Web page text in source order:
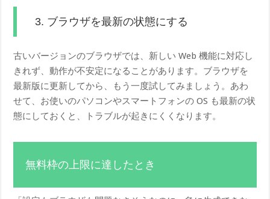
3. ブラウザを最新の状態にする
古いバージョンのブラウザでは、新しい Web 機能に対応し
きれず、動作が不安定になることがあります。ブラウザを
最新版に更新してから、もう一度試してみましょう。あわ
せて、お使いのパソコンやスマートフォンの OS も最新の状
態にしておくと、トラブルが起きにくくなります。
無料枠の上限に達したとき